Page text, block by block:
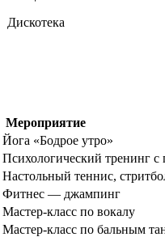
Дискотека
Мероприятие
Йога «Бодрое утро»
Психологический тренинг
Настольный теннис,
Фитнес — джампинг
Мастер-класс по вокалу
Мастер-класс по бальным